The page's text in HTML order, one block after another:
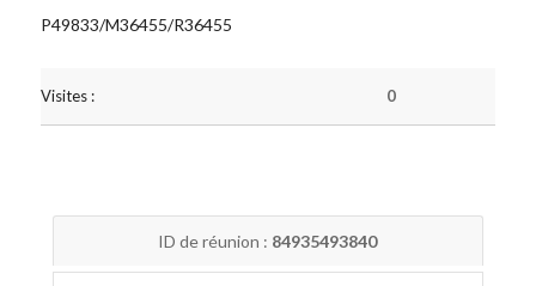
P49833/M36455/R36455
Visites : 0
ID de réunion : 84935493840